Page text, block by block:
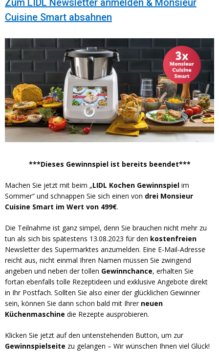
Zum LIDL Newsletter anmelden & Monsieur
Cuisine Smart absahnen
***Dieses Gewinnspiel ist bereits beendet***
Machen Sie jetzt mit beim „LIDL Kochen Gewinnspiel im
Sommer“ und schnappen Sie sich einen von drei Monsieur
Cuisine Smart im Wert von 499€.
Die Teilnahme ist ganz simpel, denn Sie brauchen nicht mehr zu
tun als sich bis spätestens 13.08.2023 für den kostenfreien
Newsletter des Supermarktes anzumelden. Eine E-Mail-Adresse
reicht aus, nicht einmal Ihren Namen müssen Sie zwingend
angeben und neben der tollen Gewinnchance, erhalten Sie
fortan ebenfalls tolle Rezeptideen und exklusive Angebote direkt
in Ihr Postfach. Sollten Sie also einer der glücklichen Gewinner
sein, können Sie dann schon bald mit Ihrer neuen
Küchenmaschine die Rezepte ausprobieren.
Klicken Sie jetzt auf den untenstehenden Button, um zur
Gewinnspielseite zu gelangen – Wir wünschen Ihnen viel Glück!